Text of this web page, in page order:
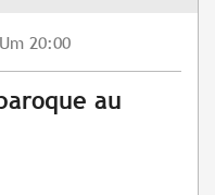
Um 20:00
au